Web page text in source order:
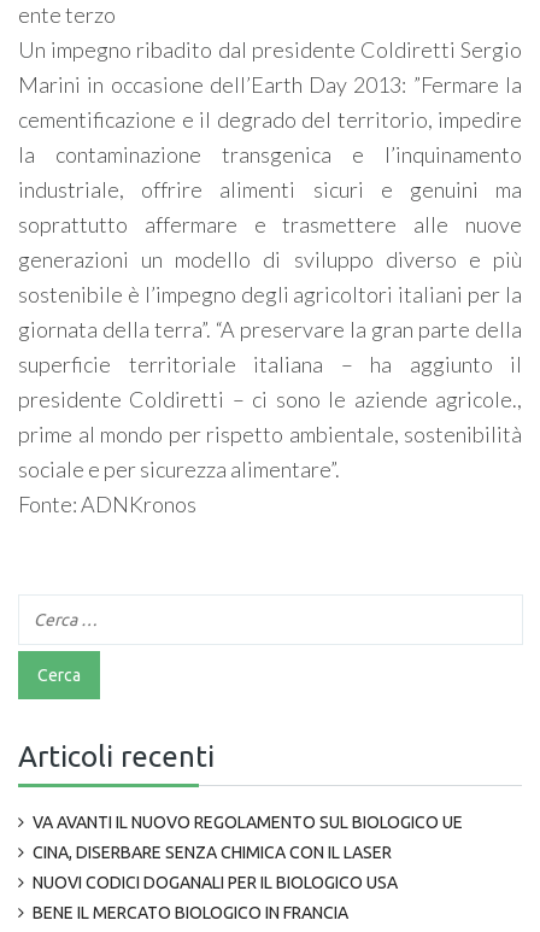
ente terzo
Un impegno ribadito dal presidente Coldiretti Sergio
Marini in occasione dell’Earth Day 2013: ”Fermare la
cementificazione e il degrado del territorio, impedire
la contaminazione transgenica e l’inquinamento
industriale, offrire alimenti sicuri e genuini ma
soprattutto affermare e trasmettere alle nuove
generazioni un modello di sviluppo diverso e più
sostenibile è l’impegno degli agricoltori italiani per la
giornata della terra”. “A preservare la gran parte della
superficie territoriale italiana – ha aggiunto il
presidente Coldiretti – ci sono le aziende agricole.,
prime al mondo per rispetto ambientale, sostenibilità
sociale e per sicurezza alimentare”.
Fonte: ADNKronos
Articoli recenti
VA AVANTI IL NUOVO REGOLAMENTO SUL BIOLOGICO UE
CINA, DISERBARE SENZA CHIMICA CON IL LASER
NUOVI CODICI DOGANALI PER IL BIOLOGICO USA
BENE IL MERCATO BIOLOGICO IN FRANCIA